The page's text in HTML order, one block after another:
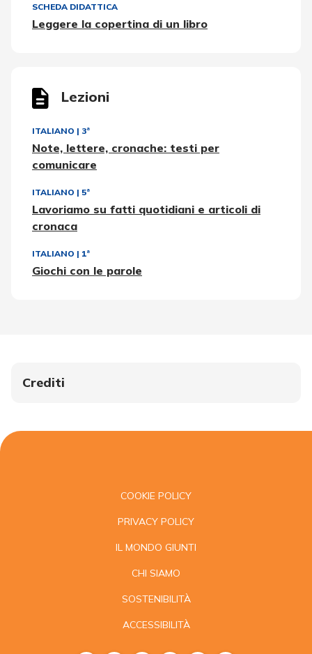
SCHEDA DIDATTICA
Leggere la copertina di un libro
Lezioni
ITALIANO | 3ª
Note, lettere, cronache: testi per
comunicare
ITALIANO | 5ª
Lavoriamo su fatti quotidiani e articoli di
cronaca
ITALIANO | 1ª
Giochi con le parole
Crediti
COOKIE POLICY
PRIVACY POLICY
IL MONDO GIUNTI
CHI SIAMO
SOSTENIBILITÀ
ACCESSIBILITÀ